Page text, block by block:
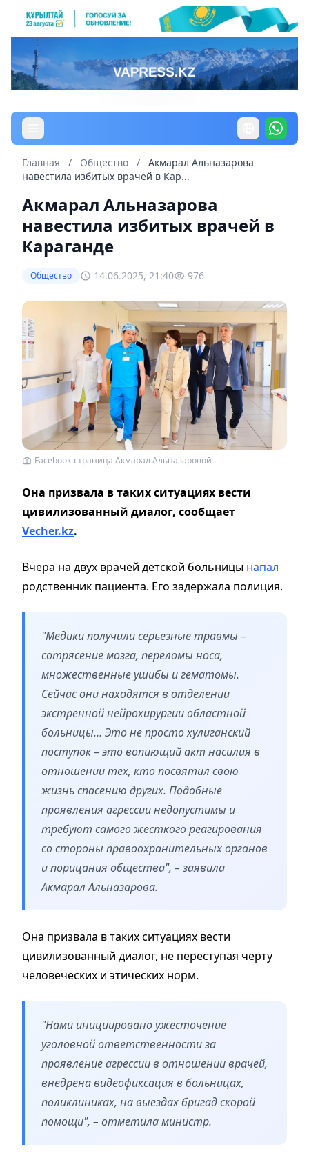
Главная / Общество /
Акмарал Альназарова
навестила избитых врачей в Кар...
Акмарал Альназарова
навестила избитых врачей в
Караганде
Общество 14.06.2025, 21:40 976
Facebook-страница Акмарал Альназаровой
Она призвала в таких ситуациях вести
цивилизованный диалог, сообщает
Vecher.kz.
Вчера на двух врачей детской больницы напал
родственник пациента. Его задержала полиция.
"Медики получили серьезные травмы –
сотрясение мозга, переломы носа,
множественные ушибы и гематомы.
Сейчас они находятся в отделении
экстренной нейрохирургии областной
больницы… Это не просто хулиганский
поступок – это вопиющий акт насилия в
отношении тех, кто посвятил свою
жизнь спасению других. Подобные
проявления агрессии недопустимы и
требуют самого жесткого реагирования
со стороны правоохранительных органов
и порицания общества", – заявила
Акмарал Альназарова.
Она призвала в таких ситуациях вести
цивилизованный диалог, не переступая черту
человеческих и этических норм.
"Нами инициировано ужесточение
уголовной ответственности за
проявление агрессии в отношении врачей,
внедрена видеофиксация в больницах,
поликлиниках, на выездах бригад скорой
помощи", – отметила министр.